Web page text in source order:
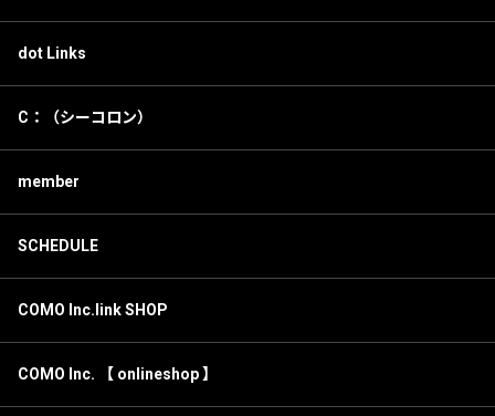
dot Links
C：（シーコロン）
member
SCHEDULE
COMO Inc.link SHOP
COMO Inc. 【 onlineshop 】